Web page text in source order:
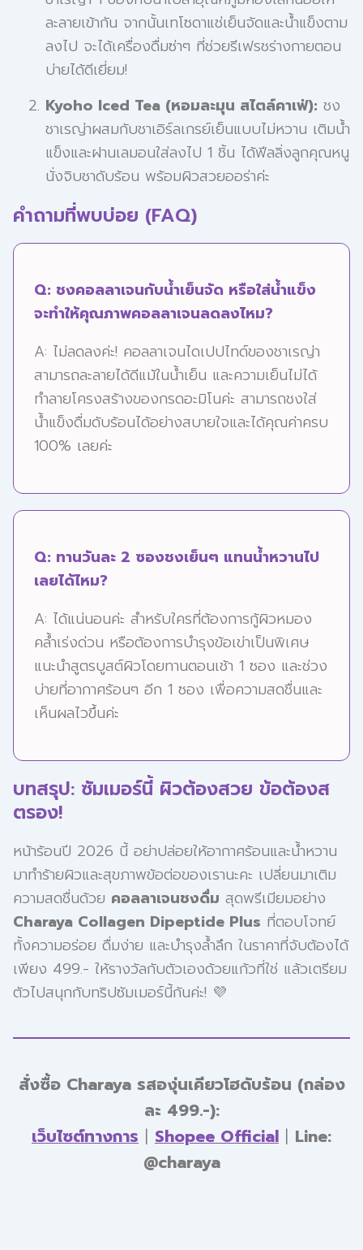
ละลายเข้ากัน จากนั้นเทโซดาแช่เย็นจัดและน้ำแข็งตาม
ลงไป จะได้เครื่องดื่มซ่าๆ ที่ช่วยรีเฟรชร่างกายตอน
บ่ายได้ดีเยี่ยม!
Kyoho Iced Tea (หอมละมุน สไตล์คาเฟ่): ชง
ชาเรญ่าผสมกับชาเอิร์ลเกรย์เย็นแบบไม่หวาน เติมน้ำ
แข็งและฝานเลมอนใส่ลงไป 1 ชิ้น ได้ฟีลลิ่งลูกคุณหนู
นั่งจิบชาดับร้อน พร้อมผิวสวยออร่าค่ะ
คำถามที่พบบ่อย (FAQ)
Q: ชงคอลลาเจนกับน้ำเย็นจัด หรือใส่น้ำแข็ง
จะทำให้คุณภาพคอลลาเจนลดลงไหม?
A: ไม่ลดลงค่ะ! คอลลาเจนไดเปปไทด์ของชาเรญ่า
สามารถละลายได้ดีแม้ในน้ำเย็น และความเย็นไม่ได้
ทำลายโครงสร้างของกรดอะมิโนค่ะ สามารถชงใส่
น้ำแข็งดื่มดับร้อนได้อย่างสบายใจและได้คุณค่าครบ
100% เลยค่ะ
Q: ทานวันละ 2 ซองชงเย็นๆ แทนน้ำหวานไป
เลยได้ไหม?
A: ได้แน่นอนค่ะ สำหรับใครที่ต้องการกู้ผิวหมอง
คล้ำเร่งด่วน หรือต้องการบำรุงข้อเข่าเป็นพิเศษ
แนะนำสูตรบูสต์ผิวโดยทานตอนเช้า 1 ซอง และช่วง
บ่ายที่อากาศร้อนๆ อีก 1 ซอง เพื่อความสดชื่นและ
เห็นผลไวขึ้นค่ะ
บทสรุป: ซัมเมอร์นี้ ผิวต้องสวย ข้อต้องส
ตรอง!
หน้าร้อนปี 2026 นี้ อย่าปล่อยให้อากาศร้อนและน้ำหวาน
มาทำร้ายผิวและสุขภาพข้อต่อของเรานะคะ เปลี่ยนมาเติม
ความสดชื่นด้วย คอลลาเจนชงดื่ม สุดพรีเมียมอย่าง
Charaya Collagen Dipeptide Plus ที่ตอบโจทย์
ทั้งความอร่อย ดื่มง่าย และบำรุงล้ำลึก ในราคาที่จับต้องได้
เพียง 499.- ให้รางวัลกับตัวเองด้วยแก้วที่ใช่ แล้วเตรียม
ตัวไปสนุกกับทริปซัมเมอร์นี้กันค่ะ! 💜
สั่งซื้อ Charaya รสองุ่นเคียวโฮดับร้อน (กล่อง
ละ 499.-):
เว็บไซต์ทางการ | Shopee Official | Line:
@charaya